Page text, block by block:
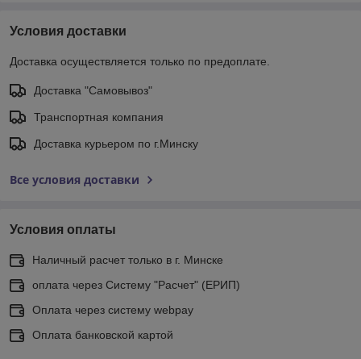
Условия доставки
Доставка осуществляется только по предоплате.
Доставка "Самовывоз"
Транспортная компания
Доставка курьером по г.Минску
Все условия доставки
Условия оплаты
Наличный расчет только в г. Минске
оплата через Систему "Расчет" (ЕРИП)
Оплата через систему webpay
Оплата банковской картой